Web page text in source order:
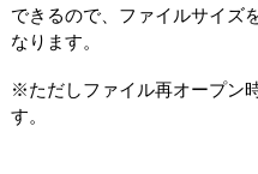
できるので、ファイルサイズ
なります。
※ただしファイル再オープン
す。